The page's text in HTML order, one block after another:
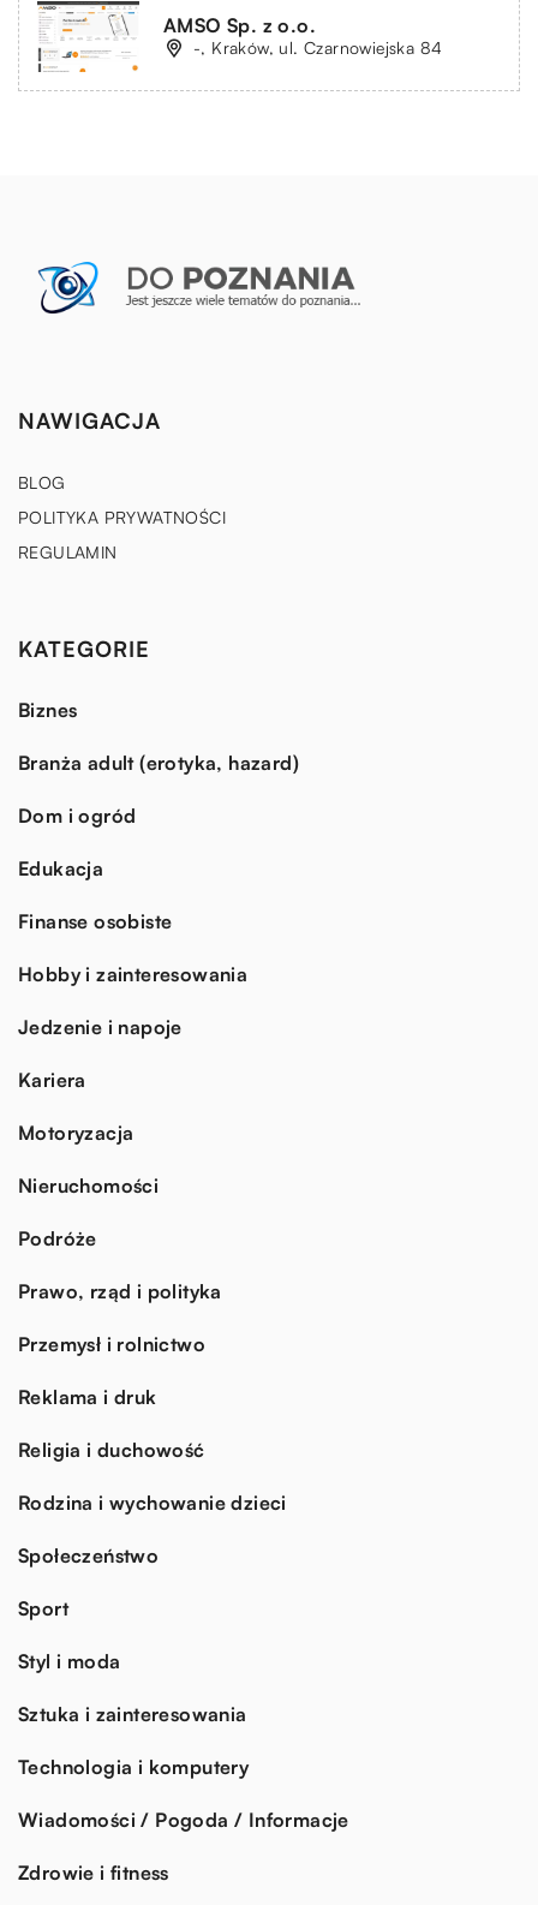
AMSO Sp. z o.o.
-, Kraków, ul. Czarnowiejska 84
NAWIGACJA
BLOG
POLITYKA PRYWATNOŚCI
REGULAMIN
KATEGORIE
Biznes
Branża adult (erotyka, hazard)
Dom i ogród
Edukacja
Finanse osobiste
Hobby i zainteresowania
Jedzenie i napoje
Kariera
Motoryzacja
Nieruchomości
Podróże
Prawo, rząd i polityka
Przemysł i rolnictwo
Reklama i druk
Religia i duchowość
Rodzina i wychowanie dzieci
Społeczeństwo
Sport
Styl i moda
Sztuka i zainteresowania
Technologia i komputery
Wiadomości / Pogoda / Informacje
Zdrowie i fitness